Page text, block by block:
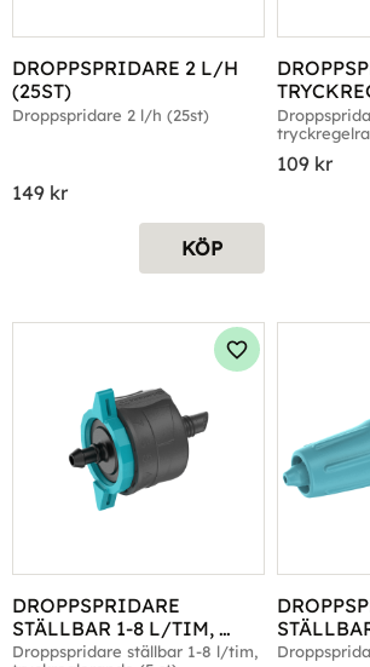
DROPPSPRIDARE 2 L/H
(25ST)
Droppspridare 2 l/h (25st)
149 kr
KÖP
(10ST)
109 kr
DROPPSPRIDARE
STÄLLBAR 1-8 L/TIM,
TRYCKREGLERANDE (5
Droppspridare ställbar 1-8 l/tim,
Lägg till i